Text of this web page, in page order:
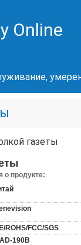
Online
газеты
о продукте:
ROHS/FCC/SGS
190B